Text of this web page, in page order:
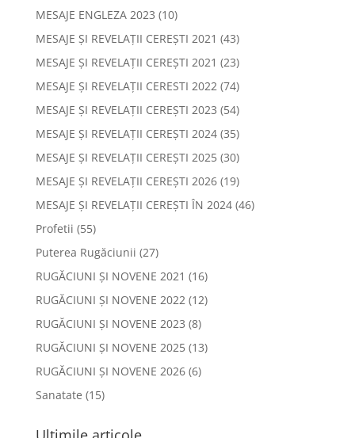
MESAJE ENGLEZA 2023 (10)
MESAJE ȘI REVELAȚII CEREȘTI 2021 (43)
MESAJE ȘI REVELAȚII CEREȘTI 2021 (23)
MESAJE ȘI REVELAȚII CERESTI 2022(74)
MESAJE ȘI REVELAȚII CEREȘTI 2023 (54)
MESAJE ȘI REVELAȚII CEREȘTI 2024(35)
MESAJE ȘI REVELAȚII CEREȘTI 2025(30)
MESAJE ȘI REVELAȚII CEREȘTI 2026(19)
MESAJE ȘI REVELAȚII CEREȘTI ÎN 2024(46)
Profetii (55)
Puterea Rugăciunii (27)
RUGĂCIUNI ȘI NOVENE 2021 (16)
RUGĂCIUNI ȘI NOVENE 2022(12)
RUGĂCIUNI ȘI NOVENE 2023 (8)
RUGĂCIUNI ȘI NOVENE 2025(13)
RUGĂCIUNI ȘI NOVENE 2026(6)
Sanatate (15)